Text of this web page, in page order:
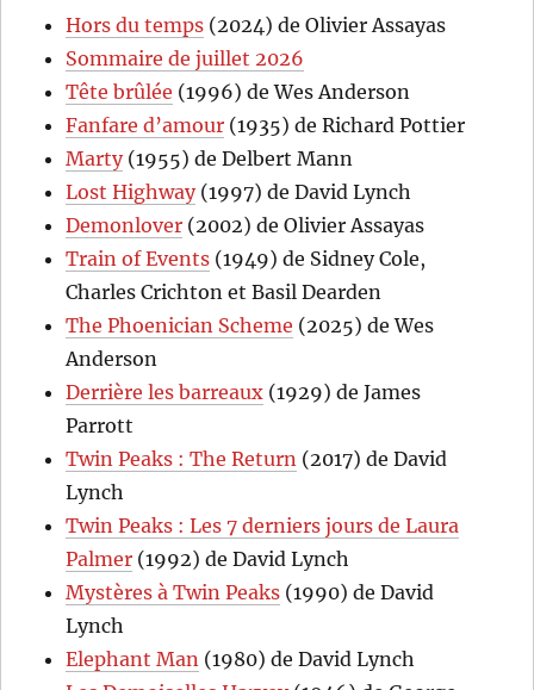
Hors du temps (2024) de Olivier Assayas
Sommaire de juillet 2026
Tête brûlée (1996) de Wes Anderson
Fanfare d’amour (1935) de Richard Pottier
Marty(1955) de Delbert Mann
Lost Highway(1997) de David Lynch
Demonlover (2002) de Olivier Assayas
Train of Events (1949) de Sidney Cole,
Charles Crichton et Basil Dearden
The Phoenician Scheme (2025) de Wes
Anderson
Derrière les barreaux (1929) de James
Parrott
Twin Peaks : The Return (2017) de David
Lynch
Twin Peaks : Les 7 derniers jours de Laura
Palmer (1992) de David Lynch
Mystères à Twin Peaks (1990) de David
Lynch
Elephant Man (1980) de David Lynch